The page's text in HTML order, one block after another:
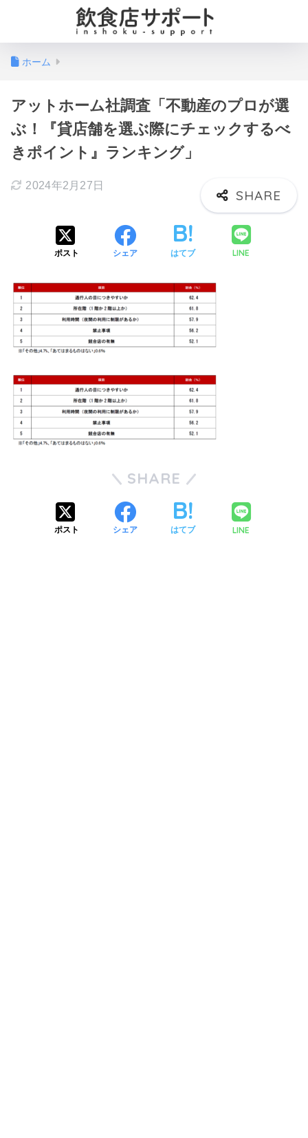
ホーム
アットホーム社調査「不動産のプロが選
ぶ！『貸店舗を選ぶ際にチェックするべ
きポイント』ランキング」
2024年2月27日
ポスト シェア はてブ LINE
SHARE
ポスト シェア はてブ LINE